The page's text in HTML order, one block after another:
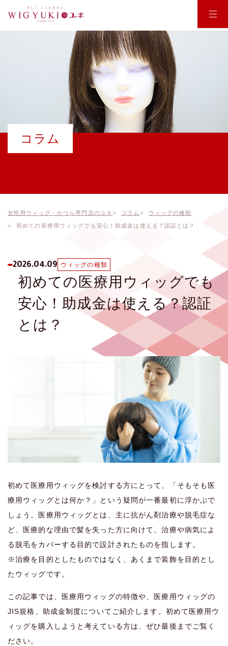
お悩みから商品を探す
ポイントウィッグ
オールウィッグ
お受け取りまでの流れ
ウィッグの使い方
お手入れ方法
よくあるご質問
お知らせ
資料請求・お問い合わせ
プライバシーポリシー
コラム
女性用ウィッグ・かつら専門店のユキ コラム ウィッグの種類
初めての医療用ウィッグでも安心！助成金は使える？認証とは？
2026.04.09 ウィッグの種類
初めての医療用ウィッグでも
安心！助成金は使える？認証
とは？
初めて医療用ウィッグを検討する方にとって、「そもそも医
療用ウィッグとは何か？」という疑問が一番最初に浮かぶで
しょう。医療用ウィッグとは、主に抗がん剤治療や脱毛症な
ど、医療的な理由で髪を失った方に向けて、治療や病気によ
る脱毛をカバーする目的で設計されたものを指します。
※治療を目的としたものではなく、あくまで装飾を目的とし
たウィッグです。
この記事では、医療用ウィッグの特徴や、医療用ウィッグの
JIS規格、助成金制度についてご紹介します。初めて医療用ウ
ィッグを購入しようと考えている方は、ぜひ最後までご覧く
ださい。